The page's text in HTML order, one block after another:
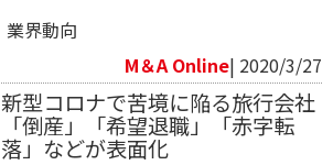
業界動向
M＆A Online| 2020/3/27
新型コロナで苦境に陥る旅行会社
「倒産」「希望退職」「赤字転
落」などが表面化